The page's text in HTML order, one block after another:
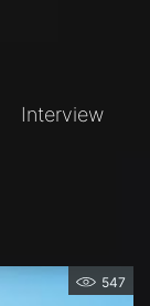
Interview
547